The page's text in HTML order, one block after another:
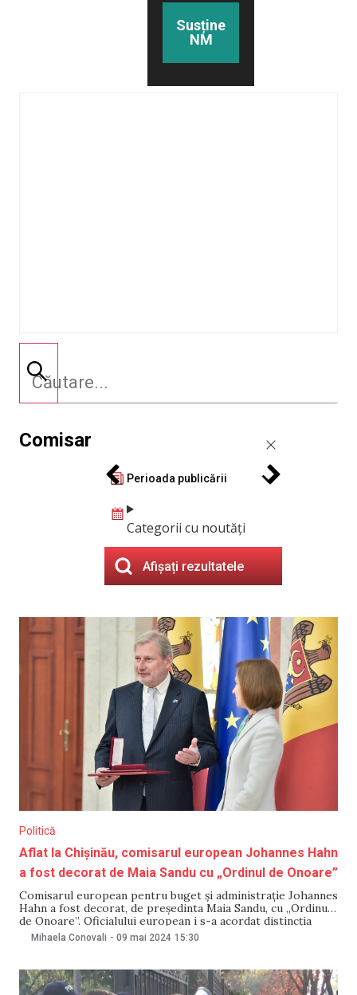
Susține
NM
Comisar
Perioada publicării
Categorii cu noutăți
Afișați rezultatele
Politică
Aflat la Chișinău, comisarul european Johannes Hahn
a fost decorat de Maia Sandu cu „Ordinul de Onoare”
Comisarul european pentru buget și administrație Johannes
Hahn a fost decorat, de președinta Maia Sandu, cu „Ordinul
de Onoare”. Oficialului european i s-a acordat distincția
pentru susținerea parcursului european și promovarea
Moldova. Delegația a menționat pe
Mihaela Conovali - 09 mai 2024 15:30